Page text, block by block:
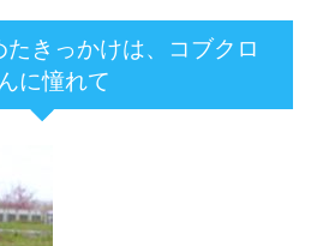
きっかけは、コブクロ
に憧れて